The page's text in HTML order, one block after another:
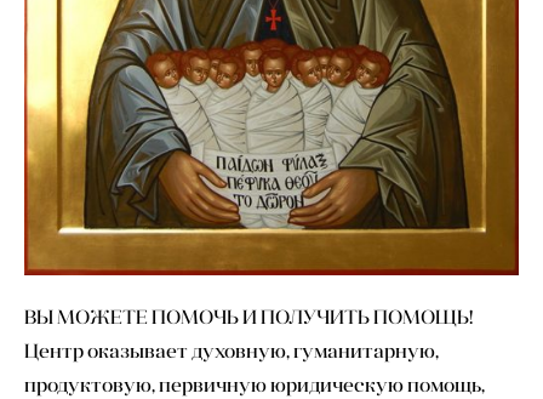
ВЫ МОЖЕТЕ ПОМОЧЬ И ПОЛУЧИТЬ ПОМОЩЬ!
Центр оказывает духовную, гуманитарную,
продуктовую, первичную юридическую помощь,